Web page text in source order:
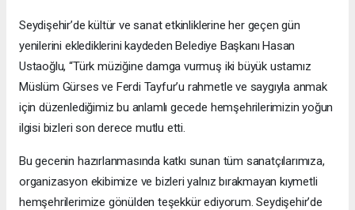
Seydişehir’de kültür ve sanat etkinliklerine her geçen gün
yenilerini eklediklerini kaydeden Belediye Başkanı Hasan
Ustaoğlu, “Türk müziğine damga vurmuş iki büyük ustamız
Müslüm Gürses ve Ferdi Tayfur’u rahmetle ve saygıyla anmak
için düzenlediğimiz bu anlamlı gecede hemşehrilerimizin yoğun
ilgisi bizleri son derece mutlu etti.
Bu gecenin hazırlanmasında katkı sunan tüm sanatçılarımıza,
organizasyon ekibimize ve bizleri yalnız bırakmayan kıymetli
hemşehrilerimize gönülden teşekkür ediyorum. Seydişehir’de